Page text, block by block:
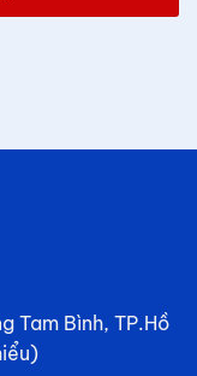
Tam Bình, TP.Hồ